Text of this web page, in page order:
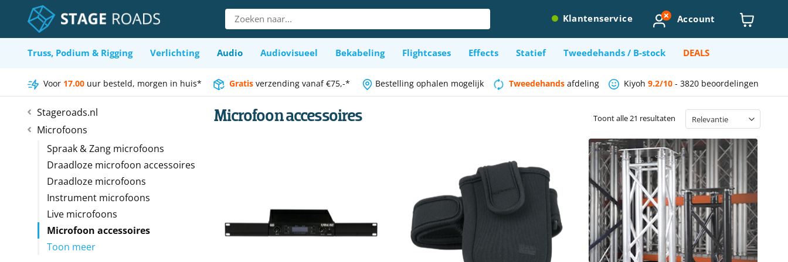
inhoud
Zoeken
naar:
Klantenservice Account
Truss, Podium & Rigging Verlichting Audio Audiovisueel Bekabeling Flightcases Effects Statief Tweedehands / B-stock DEALS
Voor 17.00 uur besteld, morgen in huis* Gratis verzending vanaf €75,-* Bestelling ophalen mogelijk Tweedehands afdeling Kiyoh 9.2/10 - 3820 beoordelingen
Stageroads.nl
Microfoons
Spraak & Zang microfoons
Draadloze microfoon accessoires
Draadloze microfoons
Instrument microfoons
Live microfoons
Microfoon accessoires
Toon meer
Microfoon accessoires Toont alle 21 resultaten